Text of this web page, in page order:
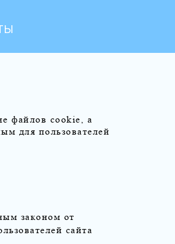
файлов cookie, а
для пользователей
законом от
сайта